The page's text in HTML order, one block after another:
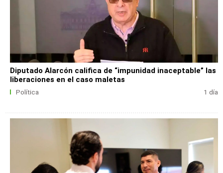
Diputado Alarcón califica de “impunidad inaceptable” las
liberaciones en el caso maletas
Política 1 día